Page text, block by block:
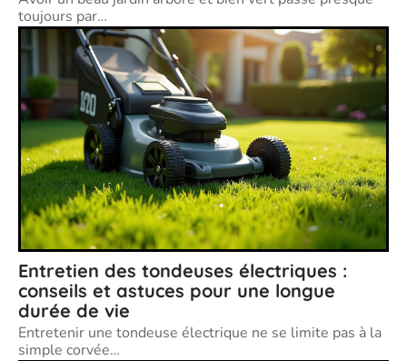
toujours par…
Entretien des tondeuses électriques :
conseils et astuces pour une longue
durée de vie
Entretenir une tondeuse électrique ne se limite pas à la
simple corvée…